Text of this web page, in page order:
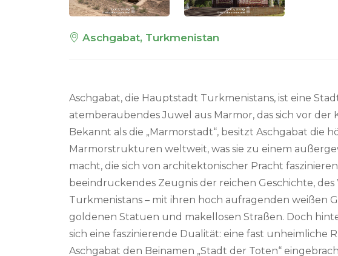
Aschgabat, Turkmenistan
Aschgabat, die Hauptstadt Turkmenistans, ist eine
atemberaubendes Juwel aus Marmor, das sich vor
Bekannt als die „Marmorstadt“, besitzt Aschgabat die
Marmorstrukturen weltweit, was sie zu einem
macht, die sich von architektonischer Pracht
beeindruckendes Zeugnis der reichen Geschichte,
Turkmenistans – mit ihren hoch aufragenden weißen
goldenen Statuen und makellosen Straßen. Doch
sich eine faszinierende Dualität: eine fast unheimliche
Aschgabat den Beinamen „Stadt der Toten“